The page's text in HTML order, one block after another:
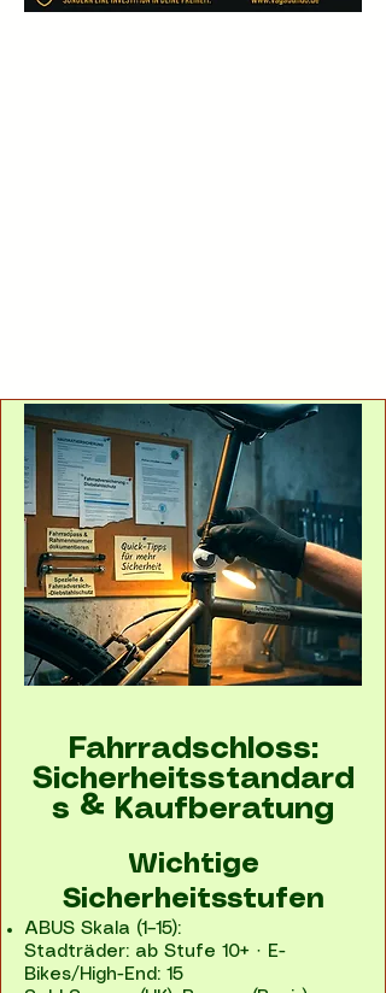
Fahrradschloss:
Sicherheitsstandard
s & Kaufberatung
Wichtige
Sicherheitsstufen
ABUS Skala (1–15):
Stadträder: ab Stufe 10+ · E-
Bikes/High-End: 15